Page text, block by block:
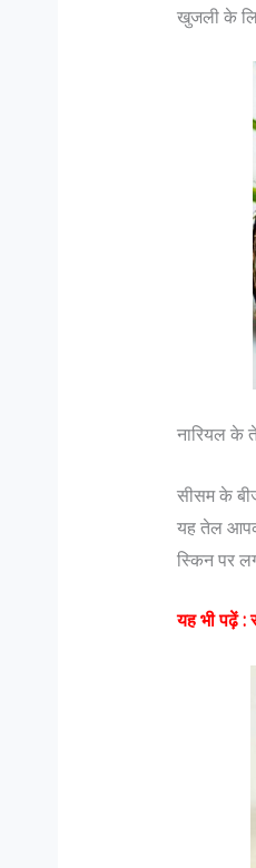
खुजली के‍
नारियल के
सीसम के
यह तेल
स्किन पर
यह भी पढ़ें :